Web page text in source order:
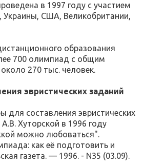
в 1997 году с участием
Украины, США, Великобритании,
образования
700 олимпиад с общим
270 тыс. человек.
эвристических заданий
для составления эвристических
Хуторской в 1996 году
можно любоваться".
как её подготовить и
газета. — 1996. - N35 (03.09).